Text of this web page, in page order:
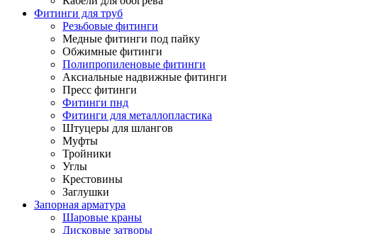
Фитинги для труб
Резьбовые фитинги
Медные фитинги под пайку
Обжимные фитинги
Полипропиленовые фитинги
Аксиальные надвижные фитинги
Пресс фитинги
Фитинги пнд
Фитинги для металлопластика
Штуцеры для шлангов
Муфты
Тройники
Углы
Крестовины
Заглушки
Запорная арматура
Шаровые краны
Дисковые затворы